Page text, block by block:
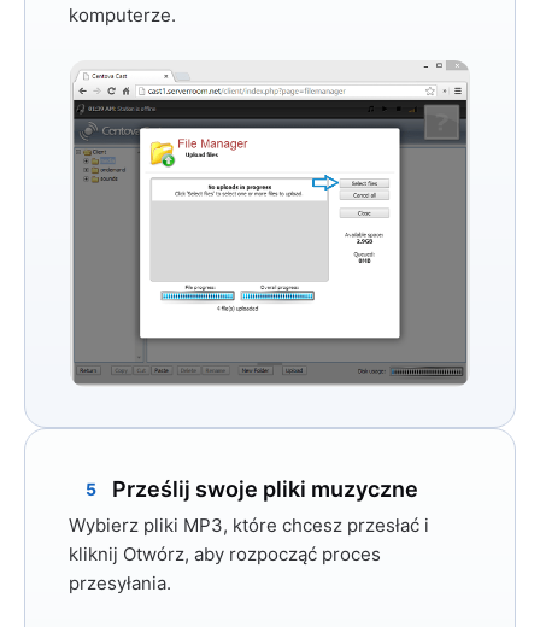
komputerze.
5 Prześlij swoje pliki muzyczne
Wybierz pliki MP3, które chcesz przesłać i
kliknij Otwórz, aby rozpocząć proces
przesyłania.